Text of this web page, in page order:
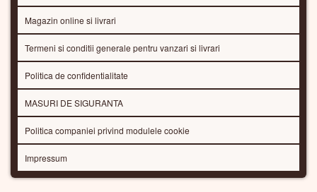
Magazin online si livrari
Termeni si conditii generale pentru vanzari si livrari
Politica de confidentialitate
MASURI DE SIGURANTA
Politica companiei privind modulele cookie
Impressum